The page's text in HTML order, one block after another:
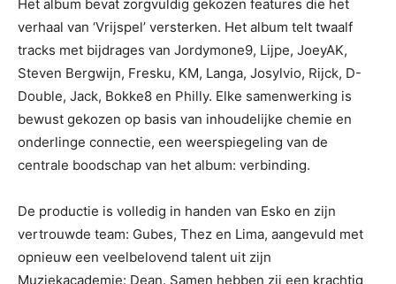
Het album bevat zorgvuldig gekozen features die het
verhaal van ‘Vrijspel’ versterken. Het album telt twaalf
tracks met bijdrages van Jordymone9, Lijpe, JoeyAK,
Steven Bergwijn, Fresku, KM, Langa, Josylvio, Rijck, D-
Double, Jack, Bokke8 en Philly. Elke samenwerking is
bewust gekozen op basis van inhoudelijke chemie en
onderlinge connectie, een weerspiegeling van de
centrale boodschap van het album: verbinding.
De productie is volledig in handen van Esko en zijn
vertrouwde team: Gubes, Thez en Lima, aangevuld met
opnieuw een veelbelovend talent uit zijn
Muziekacademie: Dean. Samen hebben zij een krachtig